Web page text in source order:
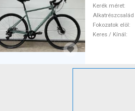
Kerék méret
Fokozatok elöl
Keres / Kínál